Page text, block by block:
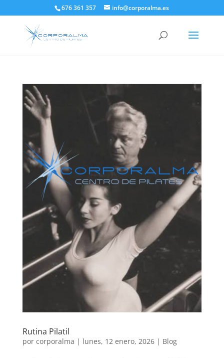
676 361 357 info@corporalma.es
Rutina Pilatil
por corporalma | lunes, 12 enero, 2026| Blog